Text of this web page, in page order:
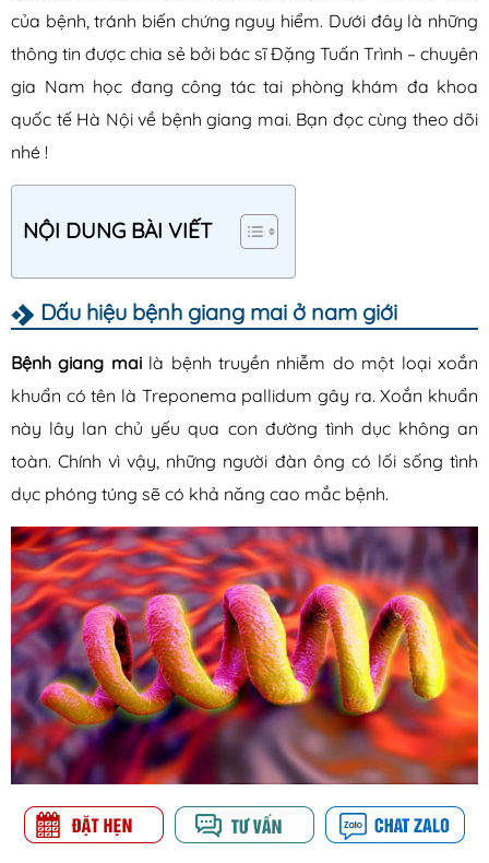
của bệnh, tránh biến chứng nguy hiểm. Dưới đây là những
thông tin được chia sẻ bởi bác sĩ Đặng Tuấn Trình – chuyên
gia Nam học đang công tác tai phòng khám đa khoa
quốc tế Hà Nội về bệnh giang mai. Bạn đọc cùng theo dõi
nhé !
NỘI DUNG BÀI VIẾT
Dấu hiệu bệnh giang mai ở nam giới
Bệnh giang mailà bệnh truyền nhiễm do một loại xoắn
khuẩn có tên là Treponema pallidum gây ra. Xoắn khuẩn
này lây lan chủ yếu qua con đường tình dục không an
toàn. Chính vì vậy, những người đàn ông có lối sống tình
dục phóng túng sẽ có khả năng cao mắc bệnh.
Kinh nguyệt
Ống dẫn trứng
Bệnh Xã Hội
Giang mai
Lậu
Mụn rộp sinh dục
Sống khỏe